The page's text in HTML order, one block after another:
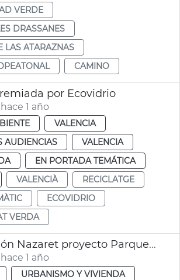
VERDE
DRASSANES
LAS ATARAZNAS
CAMINO
por Ecovidrio
1 año
VALENCIA
AUDIENCIAS
VALENCIA
EN PORTADA TEMÁTICA
VALENCIÀ
RECICLATGE
ECOVIDRIO
VERDA
Presentación Nazaret proyecto Parque Desembocadura
1 año
URBANISMO Y VIVIENDA